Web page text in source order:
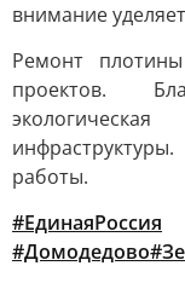
внимание
Ремонт
проектов.
работы.
#ЕдинаяРоссия
#Домодедово